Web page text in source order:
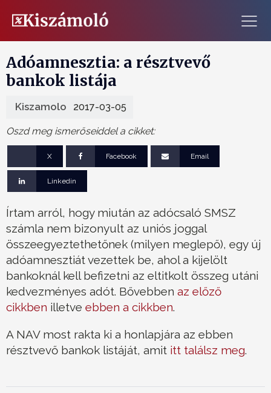
Adóamnesztia: a résztvevő
bankok listája
Kiszamolo 2017-03-05
Oszd meg ismerőseiddel a cikket:
X Facebook Email
Linkedin
Írtam arról, hogy miután az adócsaló SMSZ
számla nem bizonyult az uniós joggal
összeegyeztethetőnek (milyen meglepő), egy új
adóamnesztiát vezettek be, ahol a kijelölt
bankoknál kell befizetni az eltitkolt összeg utáni
kedvezményes adót. Bővebben az előző
cikkben illetve ebben a cikkben.
A NAV most rakta ki a honlapjára az ebben
résztvevő bankok listáját, amit itt találsz meg.